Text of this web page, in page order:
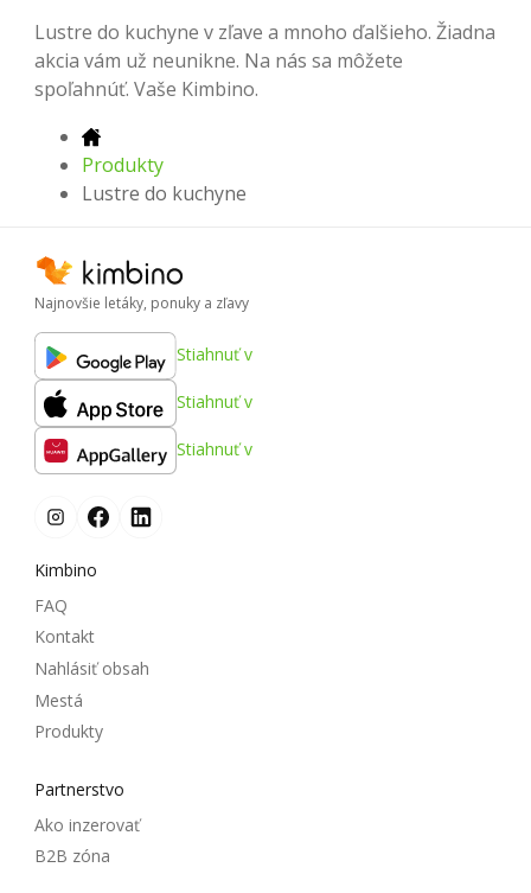
Lustre do kuchyne v zľave a mnoho ďalšieho. Žiadna
akcia vám už neunikne. Na nás sa môžete
spoľahnúť. Vaše Kimbino.
Produkty
Lustre do kuchyne
Najnovšie letáky, ponuky a zľavy
Stiahnuť v
Stiahnuť v
Stiahnuť v
Kimbino
FAQ
Kontakt
Nahlásiť obsah
Mestá
Produkty
Partnerstvo
Ako inzerovať
B2B zóna